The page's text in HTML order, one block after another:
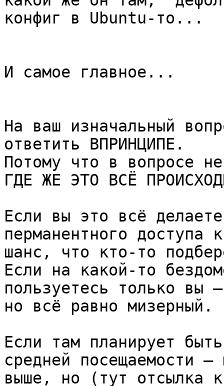
конфиг в Ubuntu-то...
И самое главное...
На ваш изначальный
ответить ВПРИНЦИПЕ.
Потому что в вопросе
ГДЕ ЖЕ ЭТО ВСЁ
Если вы это всё
перманентного
шанс, что кто-то
Если на какой-то
пользуетесь только
но всё равно мизерный.
Если там планирует
средней посещаемости
выше, но (тут отсылка